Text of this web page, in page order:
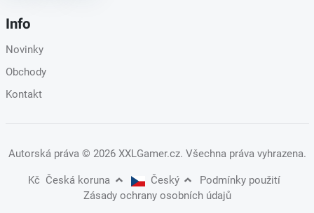
Info
Novinky
Obchody
Kontakt
Autorská práva © 2026 XXLGamer.cz. Všechna práva vyhrazena.
Kč Česká koruna Český
Podmínky použití
Zásady ochrany osobních údajů